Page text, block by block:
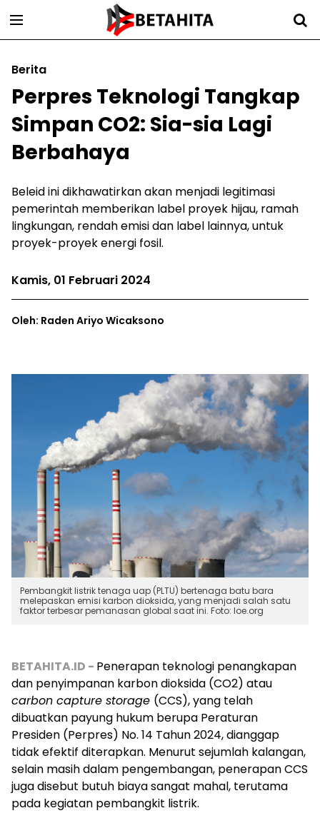
Berita
Perpres Teknologi Tangkap
Simpan CO2: Sia-sia Lagi
Berbahaya
Beleid ini dikhawatirkan akan menjadi legitimasi
pemerintah memberikan label proyek hijau, ramah
lingkungan, rendah emisi dan label lainnya, untuk
proyek-proyek energi fosil.
Kamis, 01 Februari 2024
Oleh: Raden Ariyo Wicaksono
Pembangkit listrik tenaga uap (PLTU) bertenaga batu bara
melepaskan emisi karbon dioksida, yang menjadi salah satu
faktor terbesar pemanasan global saat ini. Foto: loe.org
BETAHITA.ID - Penerapan teknologi penangkapan
dan penyimpanan karbon dioksida (CO2) atau
carbon capture storage (CCS), yang telah
dibuatkan payung hukum berupa Peraturan
Presiden (Perpres) No. 14 Tahun 2024, dianggap
tidak efektif diterapkan. Menurut sejumlah kalangan,
selain masih dalam pengembangan, penerapan CCS
juga disebut butuh biaya sangat mahal, terutama
pada kegiatan pembangkit listrik.